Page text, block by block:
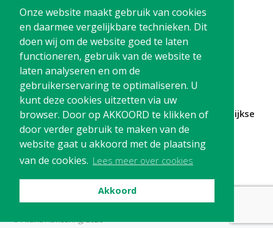
Onze website maakt gebruik van cookies
en daarmee vergelijkbare technieken. Dit
doen wij om de website goed te laten
functioneren, gebruik van de website te
laten analyseren en om de
gebruikerservaring te optimaliseren. U
kunt deze cookies uitzetten via uw
browser. Door op AKKOORD te klikken of
door verder gebruik te maken van de
website gaat u akkoord met de plaatsing
van de cookies. Lees meer over cookies
Akkoord
Poelstraat 4
1441 RR Purmerend
T: 0299-420870
@:
info@avanti-
advisering.nl
BTW: NL861212733B01
Blijf op de hoogte en schrijf je in voor onze maandelijkse
nieuwsbrief
Schrijf me in!
Privacy Cookies
Disclaimer
© Avanti Advisering, 2026